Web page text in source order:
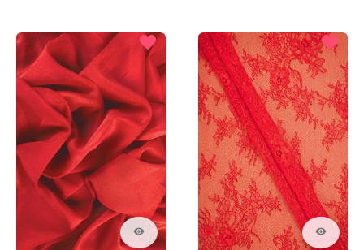
visibility
favorite
visibility
favorite